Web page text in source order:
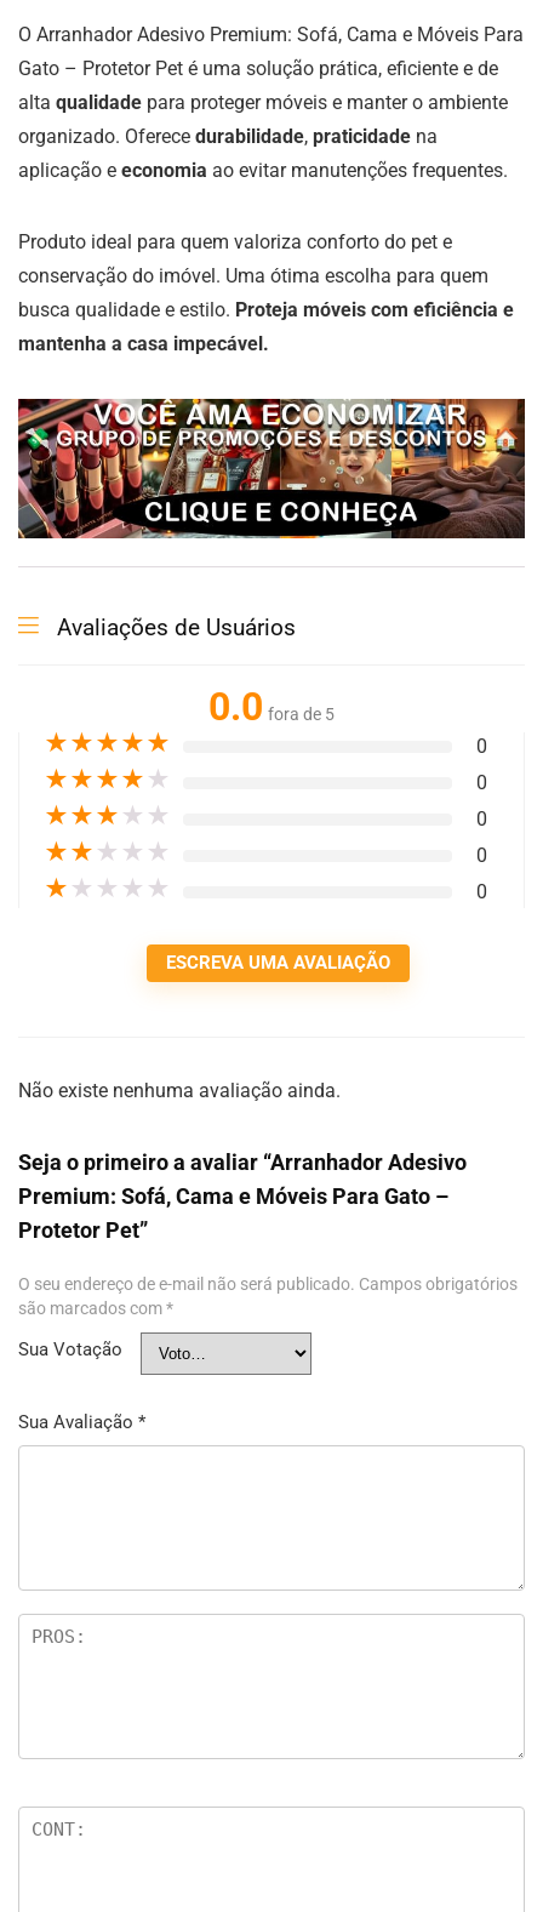
O Arranhador Adesivo Premium: Sofá, Cama e Móveis Para
Gato – Protetor Pet é uma solução prática, eficiente e de
alta qualidade para proteger móveis e manter o ambiente
organizado. Oferece durabilidade, praticidade na
aplicação e economia ao evitar manutenções frequentes.
Produto ideal para quem valoriza conforto do pet e
conservação do imóvel. Uma ótima escolha para quem
busca qualidade e estilo. Proteja móveis com eficiência e
mantenha a casa impecável.
Avaliações de Usuários
0.0 fora de 5
★★★★★ 0
★★★★ ★ 0
★★★ ★ ★ 0
★★ ★ ★ ★ 0
★ ★ ★ ★ ★ 0
ESCREVA UMA AVALIAÇÃO
Não existe nenhuma avaliação ainda.
Seja o primeiro a avaliar “Arranhador Adesivo
Premium: Sofá, Cama e Móveis Para Gato –
Protetor Pet”
O seu endereço de e-mail não será publicado. Campos obrigatórios
são marcados com*
Sua Votação
Sua Avaliação *